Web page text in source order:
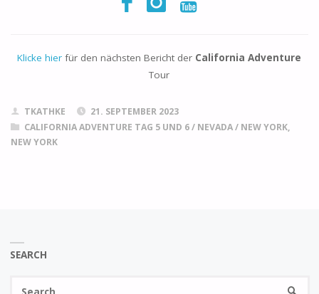
Klicke hier für den nächsten Bericht der California Adventure
Tour
TKATHKE
21. SEPTEMBER 2023
CALIFORNIA ADVENTURE TAG 5 UND 6/ NEVADA/ NEW YORK,
NEW YORK
SEARCH